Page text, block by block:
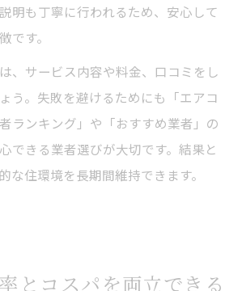
明も丁寧に行われるため、安心して
です。
、サービス内容や料金、口コミをし
う。失敗を避けるためにも「エアコ
ランキング」や「おすすめ業者」の
できる業者選びが大切です。結果と
な住環境を長期間維持できます。
とコスパを両立できる